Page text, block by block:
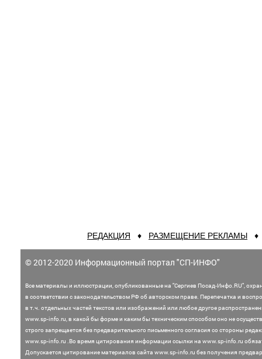
РЕДАКЦИЯ ♦ РАЗМЕЩЕНИЕ РЕКЛАМЫ
© 2012-2020 Информационный портал "СП-ИНФО"
Все материалы и иллюстрации,опубликованные на "Сергиев Посад-Инфо.RU",
в соответствии с законодательством РФ об авторском праве. Перепечатка и
в т.ч. отдельных частей текстов или изображений или любое другое
www.sp-info.ru, в какой бы форме и каким бы техническим способом оно не
строго запрещается без предварительного письменного согласия со стороны
www.sp-info.ru .Во время цитирования информации ссылки на www.sp-info.ru
Допускается цитирование материалов сайта www.sp-info.ru без получения